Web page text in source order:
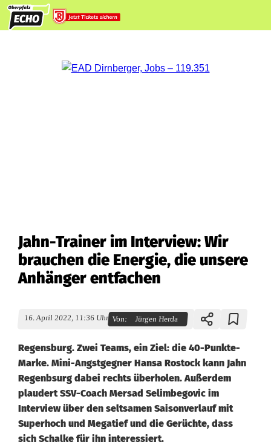
Jahn-Trainer im Interview: Wir
brauchen die Energie, die unsere
Anhänger entfachen
16. April 2022, 11:36 Uhr Von: Jürgen Herda
Regensburg. Zwei Teams, ein Ziel: die 40-Punkte-
Marke. Mini-Angstgegner Hansa Rostock kann Jahn
Regenbsurg dabei rechts überholen. Außerdem
plaudert SSV-Coach Mersad Selimbegovic im
Interview über den seltsamen Saisonverlauf mit
Superhoch und Megatief und die Gerüchte, dass
sich Schalke für ihn interessiert.